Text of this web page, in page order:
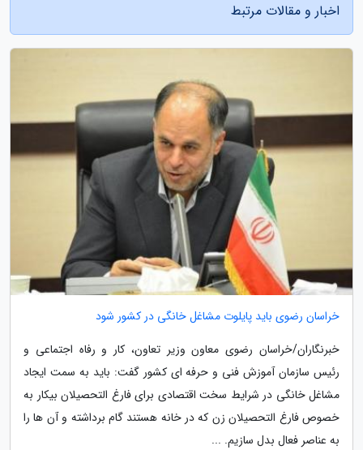
اخبار و مقالات مرتبط
خراسان رضوی باید پایلوت مشاغل خانگی در کشور شود
خبرنگاران/خراسان رضوی معاون وزیر تعاون، کار و رفاه اجتماعی و
رئیس سازمان آموزش فنی و حرفه ای کشور گفت: باید به سمت ایجاد
مشاغل خانگی در شرایط سخت اقتصادی برای فارغ التحصیلان بیکار به
خصوص فارغ التحصیلان زن که در خانه هستند گام برداشته و آن ها را
به عناصر فعال بدل سازیم. ...